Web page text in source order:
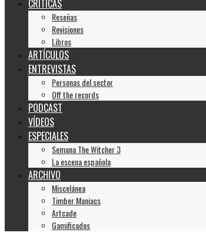
CRÍTICAS
Reseñas
Revisiones
Libros
ARTÍCULOS
ENTREVISTAS
Personas del sector
Off the records
PODCAST
VÍDEOS
ESPECIALES
Semana The Witcher 3
La escena española
ARCHIVO
Miscelánea
Timber Maniacs
Artcade
Gamificados